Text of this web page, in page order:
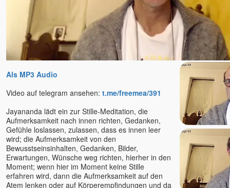
Mahima
Maitreya †
Malou
Mandakini
Manik
Marc Stollreiter Herz-Prophet
Marcus Powarzynski
Mari
Mari Nil †
Maria Anna Groß
Maria Dott-Carmon
Marialma
Mariam Nour
Als MP3 Audio
Video auf telegram ansehen: t.me/freemea/391
Jayananda lädt ein zur Stille-Meditation, die
Aufmerksamkeit nach innen richten, Gedanken,
Gefühle loslassen, zulassen, dass es innen leer
wird; die Aufmerksamkeit von den
Bewusstseinsinhalten, Gedanken, Bilder,
Erwartungen, Wünsche weg richten, hierher in den
Moment; wenn hier im Moment keine Stille
erfahren wird, dann die Aufmerksamkeit auf den
Atem lenken oder auf Körperempfindungen und da